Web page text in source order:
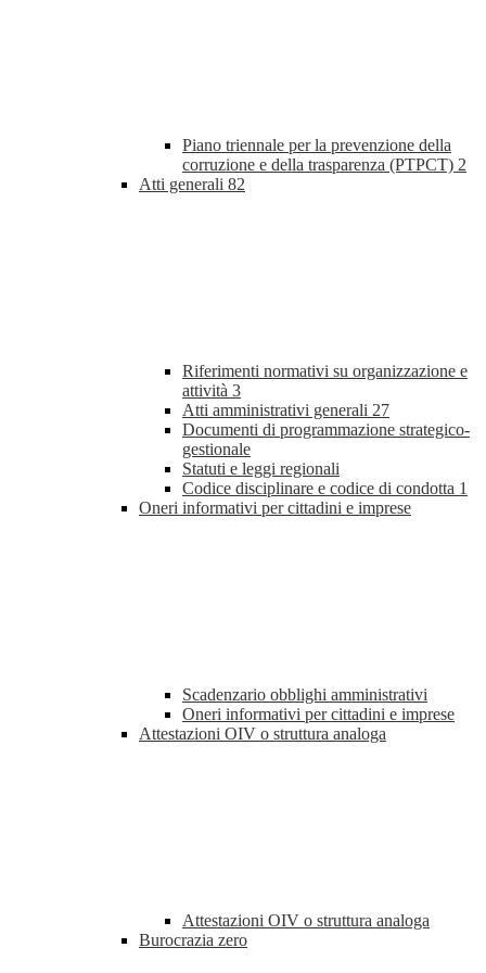
Piano triennale per la prevenzione della
corruzione e della trasparenza (PTPCT) 2
Atti generali 82
Riferimenti normativi su organizzazione e
attività 3
Atti amministrativi generali 27
Documenti di programmazione strategico-
gestionale
Statuti e leggi regionali
Codice disciplinare e codice di condotta 1
Oneri informativi per cittadini e imprese
Scadenzario obblighi amministrativi
Oneri informativi per cittadini e imprese
Attestazioni OIV o struttura analoga
Attestazioni OIV o struttura analoga
Burocrazia zero